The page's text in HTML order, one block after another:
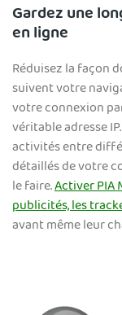
Gardez une
en ligne
Réduisez la façon
suivent votre
votre connexion
véritable adresse
activités entre
détaillés de votre
le faire.Activer PIA
publicités, les
avant même leur